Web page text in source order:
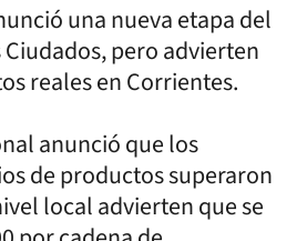
una nueva etapa del
pero advierten
reales en Corrientes.
anunció que los
de productos superaron
local advierten que se